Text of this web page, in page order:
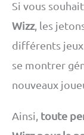
Si vous
Wizz, les
différents
se montrer
nouveaux
Ainsi, toute